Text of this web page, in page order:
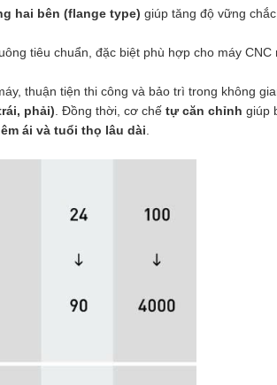
hai bên (flange type) giúp tăng độ vững
tiêu chuẩn, đặc biệt phù hợp cho máy CNC
thuận tiện thi công và bảo trì trong không
phải) . Đồng thời, cơ chế tự căn chỉnh giúp
ái và tuổi thọ lâu dài